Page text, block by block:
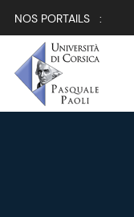
NOS PORTAILS :